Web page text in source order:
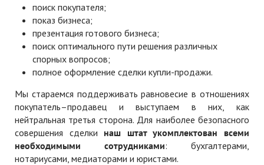
поиск покупателя;
показ бизнеса;
презентация готового бизнеса;
поиск оптимального пути решения различных
спорных вопросов;
полное оформление сделки купли-продажи.
Мы стараемся поддерживать равновесие в отношениях
покупатель–продавец и выступаем в них, как
нейтральная третья сторона. Для наиболее безопасного
совершения сделки наш штат укомплектован всеми
необходимыми сотрудниками: бухгалтерами,
нотариусами, медиаторами и юристами.